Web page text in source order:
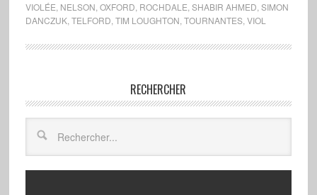
VIOLÉE NELSON OXFORD ROCHDALE SHABIR AHMED SIMON
DANCZUK, TELFORD TIM LOUGHTON TOURNANTES, VIOL
RECHERCHER